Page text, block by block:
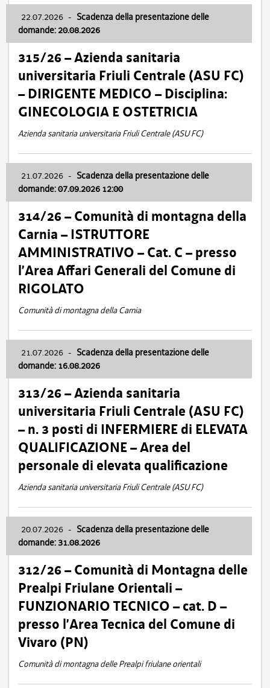
22.07.2026 - Scadenza della presentazione delle
domande: 20.08.2026
315/26 – Azienda sanitaria
universitaria Friuli Centrale (ASU FC)
– DIRIGENTE MEDICO – Disciplina:
GINECOLOGIA E OSTETRICIA
Azienda sanitaria universitaria Friuli Centrale (ASU FC)
21.07.2026 - Scadenza della presentazione delle
domande: 07.09.2026 12:00
314/26 – Comunità di montagna della
Carnia – ISTRUTTORE
AMMINISTRATIVO – Cat. C – presso
l’Area Affari Generali del Comune di
RIGOLATO
Comunità di montagna della Carnia
21.07.2026 - Scadenza della presentazione delle
domande: 16.08.2026
313/26 – Azienda sanitaria
universitaria Friuli Centrale (ASU FC)
– n. 3 posti di INFERMIERE di ELEVATA
QUALIFICAZIONE – Area del
personale di elevata qualificazione
Azienda sanitaria universitaria Friuli Centrale (ASU FC)
20.07.2026 - Scadenza della presentazione delle
domande: 31.08.2026
312/26 – Comunità di Montagna delle
Prealpi Friulane Orientali –
FUNZIONARIO TECNICO – cat. D –
presso l’Area Tecnica del Comune di
Vivaro (PN)
Comunità di montagna delle Prealpi friulane orientali